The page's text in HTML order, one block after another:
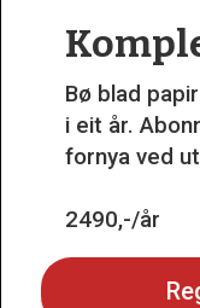
Bø blad
i eit år.
fornya ved
2490,-/år